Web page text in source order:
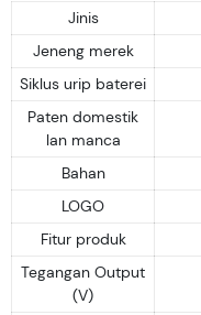
Jinis
Jeneng merek
Siklus urip baterei
Paten domestik
lan manca
Bahan
LOGO
Fitur produk
Tegangan Output
(V)